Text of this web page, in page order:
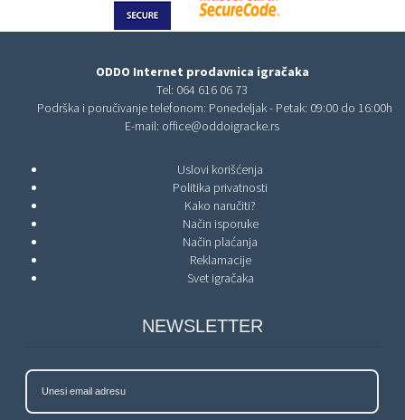
ODDO Internet prodavnica igračaka
Tel: 064 616 06 73
Podrška i poručivanje telefonom: Ponedeljak - Petak: 09:00 do 16:00h
E-mail: office@oddoigracke.rs
Uslovi korišćenja
Politika privatnosti
Kako naručiti?
Način isporuke
Način plaćanja
Reklamacije
Svet igračaka
NEWSLETTER